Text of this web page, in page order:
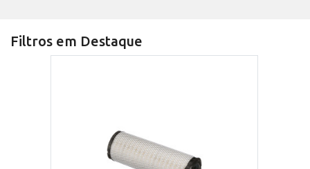
Filtros em Destaque